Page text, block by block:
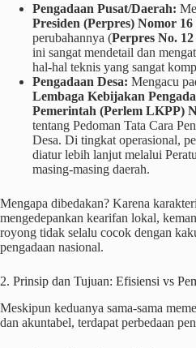
Pengadaan Pusat/Daerah:
Presiden (Perpres) Nomor
perubahannya (Perpres No.
ini sangat mendetail dan
hal-hal teknis yang sangat
Pengadaan Desa: Mengacu
Lembaga Kebijakan
Pemerintah (Perlem LKPP)
tentang Pedoman Tata Cara
Desa. Di tingkat operasional,
diatur lebih lanjut melalui
masing-masing daerah.
Mengapa dibedakan? Karena
mengedepankan kearifan lokal,
royong tidak selalu cocok dengan
pengadaan nasional.
2. Prinsip dan Tujuan: Efisiensi vs
Meskipun keduanya sama-sama
dan akuntabel, terdapat perbedaan